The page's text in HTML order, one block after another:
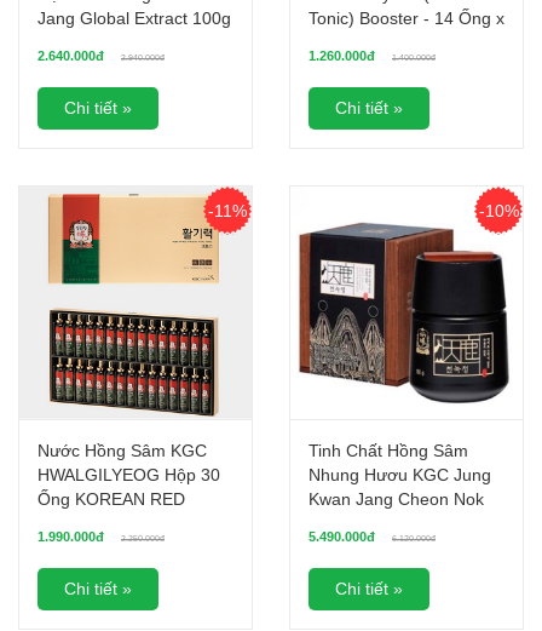
Jang Global Extract 100g
2.640.000đ 2.940.000đ
Chi tiết »
Tonic) Booster - 14 Ống x
400mg)/Hộp
1.260.000đ 1.400.000đ
Chi tiết »
-11%
Nước Hồng Sâm KGC
HWALGILYEOG Hộp 30
Ống KOREAN RED
1.990.000đ 2.250.000đ
Chi tiết »
-10%
Tinh Chất Hồng Sâm
Nhung Hươu KGC Jung
Kwan Jang Cheon Nok
5.490.000đ 6.120.000đ
Chi tiết »